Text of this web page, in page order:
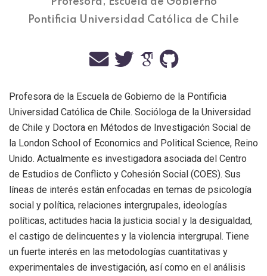
Pontificia Universidad Católica de Chile
Profesora de la Escuela de Gobierno de la Pontificia
Universidad Católica de Chile. Socióloga de la Universidad
de Chile y Doctora en Métodos de Investigación Social de
la London School of Economics and Political Science, Reino
Unido. Actualmente es investigadora asociada del Centro
de Estudios de Conflicto y Cohesión Social (COES). Sus
líneas de interés están enfocadas en temas de psicología
social y política, relaciones intergrupales, ideologías
políticas, actitudes hacia la justicia social y la desigualdad,
el castigo de delincuentes y la violencia intergrupal. Tiene
un fuerte interés en las metodologías cuantitativas y
experimentales de investigación, así como en el análisis